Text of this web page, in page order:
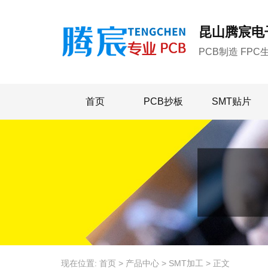
昆山腾宸
PCB制造 FPC
首页 PCB抄板 SMT贴片
现在位置: 首页 > 产品中心 > SMT加工 > 正文